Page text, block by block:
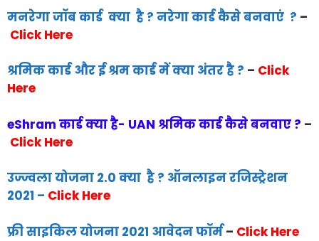
मनरेगा जॉब कार्ड क्या है ? नरेगा कार्ड कैसे बनवाएं ? –
Click Here
श्रमिक कार्ड और ई श्रम कार्ड में क्या अंतर है ? – Click
Here
eShram कार्ड क्या है- UAN श्रमिक कार्ड कैसे बनवाए ? –
Click Here
उज्ज्वला योजना 2.0 क्या है ? ऑनलाइन रजिस्ट्रेशन
2021 – Click Here
फ्री साइकिल योजना 2021 आवेदन फॉर्म – Click Here